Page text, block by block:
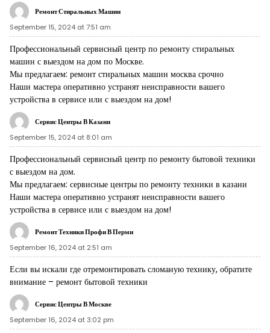
Ремонт Стиральных Машин
September 15, 2024 at 7:51 am
Профессиональный сервисный центр по ремонту стиральных
машин с выездом на дом по Москве.
Мы предлагаем: ремонт стиральных машин москва срочно
Наши мастера оперативно устранят неисправности вашего
устройства в сервисе или с выездом на дом!
Сервис Центры В Казани
September 15, 2024 at 8:01 am
Профессиональный сервисный центр по ремонту бытовой техники
с выездом на дом.
Мы предлагаем: сервисные центры по ремонту техники в казани
Наши мастера оперативно устранят неисправности вашего
устройства в сервисе или с выездом на дом!
Ремонт Техники Профи В Перми
September 16, 2024 at 2:51 am
Если вы искали где отремонтировать сломаную технику, обратите
внимание – ремонт бытовой техники
Сервис Центры В Москве
September 16, 2024 at 3:02 pm